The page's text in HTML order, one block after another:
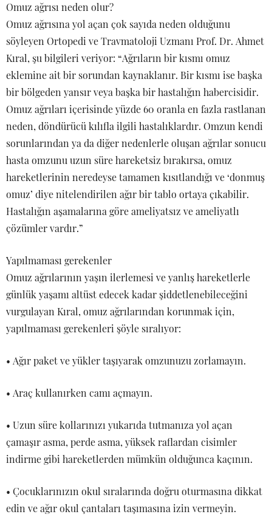
Omuz ağrısı neden olur?
Omuz ağrısına yol açan çok sayıda neden olduğunu
söyleyen Ortopedi ve Travmatoloji Uzmanı Prof. Dr. Ahmet
Kıral, şu bilgileri veriyor: “Ağrıların bir kısmı omuz
eklemine ait bir sorundan kaynaklanır. Bir kısmı ise başka
bir bölgeden yansır veya başka bir hastalığın habercisidir.
Omuz ağrıları içerisinde yüzde 60 oranla en fazla rastlanan
neden, döndürücü kılıfla ilgili hastalıklardır. Omzun kendi
sorunlarından ya da diğer nedenlerle oluşan ağrılar sonucu
hasta omzunu uzun süre hareketsiz bırakırsa, omuz
hareketlerinin neredeyse tamamen kısıtlandığı ve ‘donmuş
omuz’ diye nitelendirilen ağır bir tablo ortaya çıkabilir.
Hastalığın aşamalarına göre ameliyatsız ve ameliyatlı
çözümler vardır.”
Yapılmaması gerekenler
Omuz ağrılarının yaşın ilerlemesi ve yanlış hareketlerle
günlük yaşamı altüst edecek kadar şiddetlenebileceğini
vurgulayan Kıral, omuz ağrılarından korunmak için,
yapılmaması gerekenleri şöyle sıralıyor:
• Ağır paket ve yükler taşıyarak omzunuzu zorlamayın.
• Araç kullanırken camı açmayın.
• Uzun süre kollarınızı yukarıda tutmanıza yol açan
çamaşır asma, perde asma, yüksek raflardan cisimler
indirme gibi hareketlerden mümkün olduğunca kaçının.
• Çocuklarınızın okul sıralarında doğru oturmasına dikkat
edin ve ağır okul çantaları taşımasına izin vermeyin.